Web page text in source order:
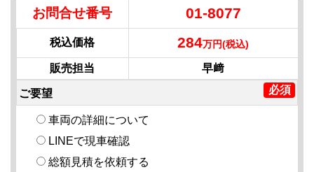
お問合せ番号 01-8077
税込価格 284万円(税込)
販売担当 早﨑
ご要望
車両の詳細について
LINEで現車確認
総額見積を依頼する